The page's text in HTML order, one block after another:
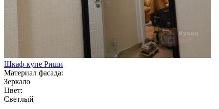
Шкаф-купе Риши
Материал фасада:
Зеркало
Цвет:
Светлый